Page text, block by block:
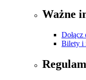
Ważne
Bilety i